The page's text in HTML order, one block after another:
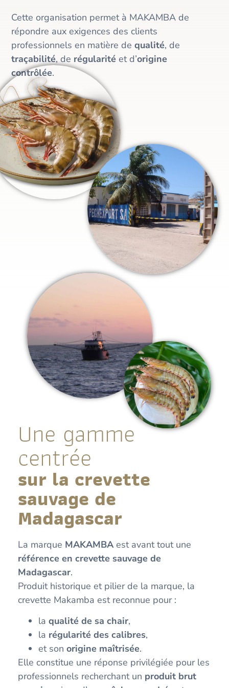
Cette organisation permet à MAKAMBA de
répondre aux exigences des clients
professionnels en matière dequalité, de
traçabilité, de régularité et d’origine
contrôlée.
Une gamme
centrée
sur la crevette
sauvage de
Madagascar
La marque MAKAMBAest avant tout une
référence en crevette sauvage de
Madagascar.
Produit historique et pilier de la marque, la
crevette Makamba est reconnue pour :
la qualité de sa chair,
la régularité des calibres,
et son origine maîtrisée.
Elle constitue une réponse privilégiée pour les
professionnels recherchant un produit brut